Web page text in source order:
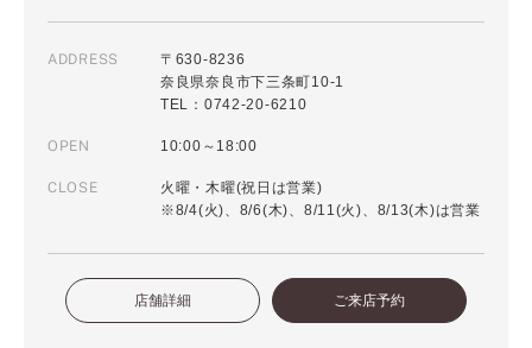
ADDRESS
〒630-8236
奈良県奈良市下三条町10-1
TEL：0742-20-6210
OPEN 10:00～18:00
CLOSE
火曜・木曜(祝日は営業)
※8/4(火)、8/6(木)、8/11(火)、8/13(木)は営業
店舗詳細 ご来店予約